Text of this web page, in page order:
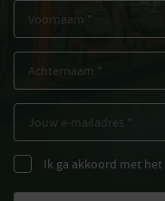
Ik ga akkoord met het